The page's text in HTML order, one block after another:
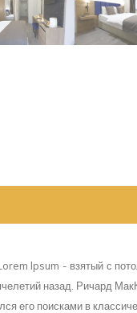
Ipsum - взятый с
назад. Ричард
его поисками в